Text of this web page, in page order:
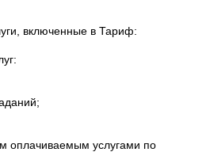
включенные в Тариф:
оплачиваемым услугами по